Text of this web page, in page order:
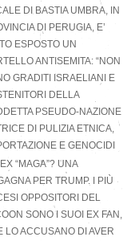
DI BASTIA UMBRA, IN
DI PERUGIA, E’
ESPOSTO UN
ANTISEMITA: “NON
GRADITI ISRAELIANI E
DELLA
PSEUDO-NAZIONE
DI PULIZIA ETNICA,
E GENOCIDI
“MAGA”? UNA
PER TRUMP. I PIÙ
OPPOSITORI DEL
SONO I SUOI EX FAN,
LO ACCUSANO DI AVER